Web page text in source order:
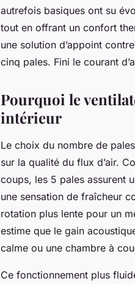
autrefois basiques ont su
tout en offrant un confort
une solution d’appoint
cinq pales. Fini le courant
Pourquoi le
intérieur
Le choix du nombre de
sur la qualité du flux d’air.
coups, les 5 pales assurent
une sensation de fraîcheur
rotation plus lente pour un
estime que le gain
calme ou une chambre à
Ce fonctionnement plus